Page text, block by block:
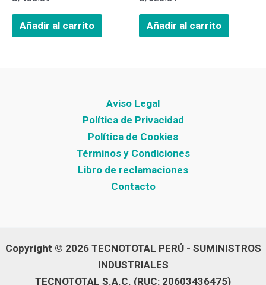
Añadir al carrito Añadir al carrito
Aviso Legal
Política de Privacidad
Política de Cookies
Términos y Condiciones
Libro de reclamaciones
Contacto
Copyright © 2026 TECNOTOTAL PERÚ - SUMINISTROS
INDUSTRIALES
TECNOTOTAL S.A.C. (RUC: 20603436475)